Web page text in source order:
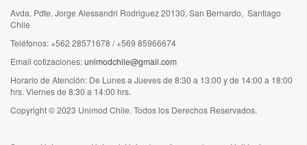
Avda. Pdte. Jorge Alessandri Rodriguez 20130, San Bernardo, Santiago
Chile
Teléfonos: +562 28571678 / +569 85966674
Email cotizaciones:unimodchile@gmail.com
Horario de Atención: De Lunes a Jueves de 8:30 a 13:00 y de 14:00 a 18:00
hrs. Viernes de 8:30 a 14:00 hrs.
Copyright © 2023 Unimod Chile. Todos los Derechos Reservados.